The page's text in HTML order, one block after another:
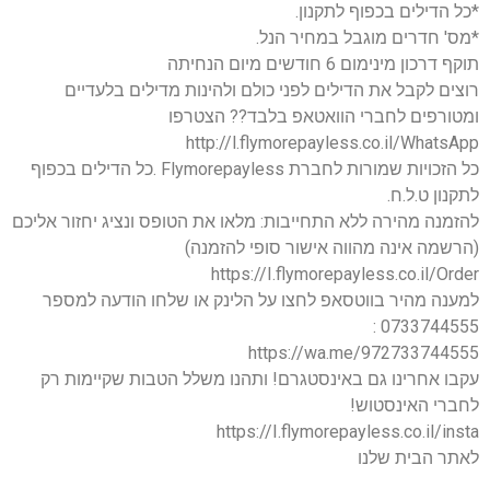
*כל הדילים בכפוף לתקנון.
*מס' חדרים מוגבל במחיר הנל.
תוקף דרכון מינימום 6 חודשים מיום הנחיתה
רוצים לקבל את הדילים לפני כולם ולהינות מדילים בלעדיים
ומטורפים לחברי הוואטאפ בלבד?? הצטרפו
http://l.flymorepayless.co.il/WhatsApp
כל הזכויות שמורות לחברת Flymorepayless .כל הדילים בכפוף
לתקנון ט.ל.ח.
להזמנה מהירה ללא התחייבות: מלאו את הטופס ונציג יחזור אליכם
(הרשמה אינה מהווה אישור סופי להזמנה)
https://I.flymorepayless.co.il/Order
למענה מהיר בווטסאפ לחצו על הלינק או שלחו הודעה למספר
0733744555 :
https://wa.me/972733744555
עקבו אחרינו גם באינסטגרם! ותהנו משלל הטבות שקיימות רק
לחברי האינסטוש!
https://I.flymorepayless.co.il/insta
לאתר הבית שלנו